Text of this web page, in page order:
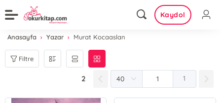
Kaydol
Anasayfa Yazar Murat Kocaaslan
Filtre
2 1